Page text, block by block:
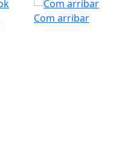
Com arribar